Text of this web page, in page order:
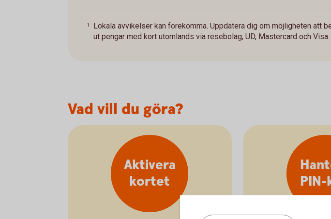
1
Lokala avvikelser kan förekomma. Uppdatera dig om möjligheten att
ut pengar med kort utomlands via resebolag, UD, Mastercard och Visa.
Vad vill du göra?
Aktivera
kortet